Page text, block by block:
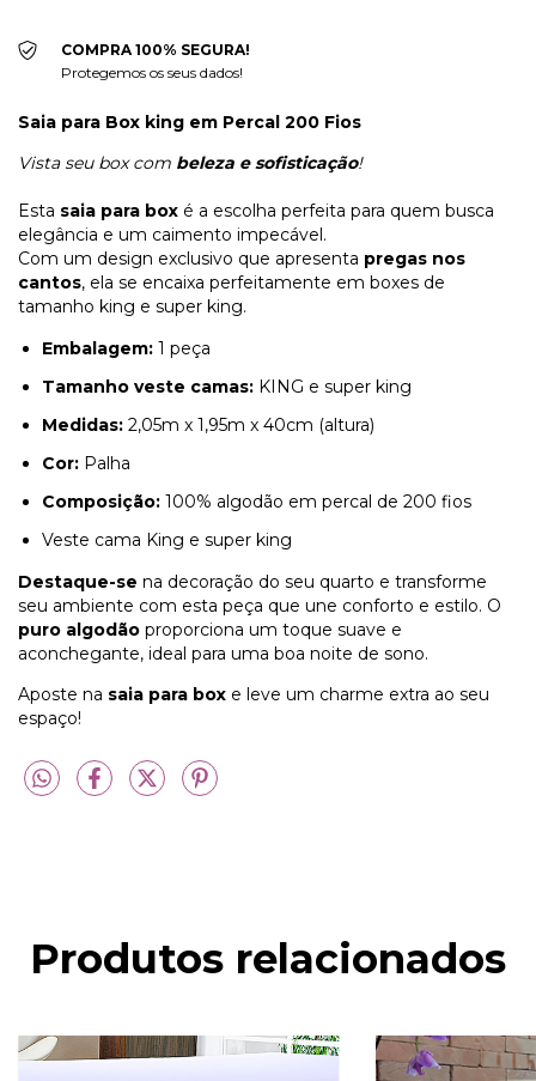
COMPRA 100% SEGURA!
Protegemos os seus dados!
Saia para Box king em Percal 200 Fios
Vista seu box com beleza e sofisticação!
Esta saia para box é a escolha perfeita para quem busca
elegância e um caimento impecável.
Com um design exclusivo que apresenta pregas nos
cantos, ela se encaixa perfeitamente em boxes de
tamanho king e super king.
Embalagem: 1 peça
Tamanho veste camas: KING e super king
Medidas: 2,05m x 1,95m x 40cm (altura)
Cor: Palha
Composição: 100% algodão em percal de 200 fios
Veste cama King e super king
Destaque-se na decoração do seu quarto e transforme
seu ambiente com esta peça que une conforto e estilo. O
puro algodão proporciona um toque suave e
aconchegante, ideal para uma boa noite de sono.
Aposte na saia para box e leve um charme extra ao seu
espaço!
Produtos relacionados